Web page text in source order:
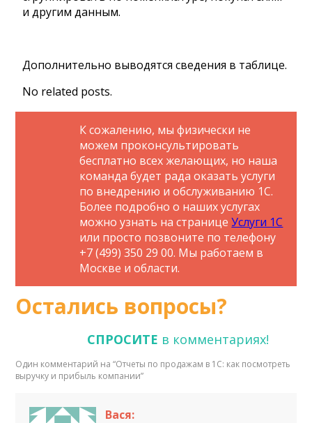
и другим данным.
Дополнительно выводятся сведения в таблице.
No related posts.
К сожалению, мы физически не
можем проконсультировать
бесплатно всех желающих, но наша
команда будет рада оказать услуги
по внедрению и обслуживанию 1С.
Более подробно о наших услугах
можно узнать на страницеУслуги 1С
или просто позвоните по телефону
+7 (499) 350 29 00. Мы работаем в
Москве и области.
Остались вопросы?
СПРОСИТЕ в комментариях!
Один комментарий на “Отчеты по продажам в 1С: как посмотреть
выручку и прибыль компании”
Вася: